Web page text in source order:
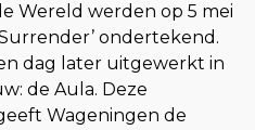
Wereld werden op 5 mei
ondertekend.
dag later uitgewerkt in
de Aula. Deze
Wageningen de